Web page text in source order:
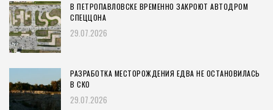
В ПЕТРОПАВЛОВСКЕ ВРЕМЕННО ЗАКРОЮТ АВТОДРОМ
СПЕЦЦОНА
29.07.2026
РАЗРАБОТКА МЕСТОРОЖДЕНИЯ ЕДВА НЕ ОСТАНОВИЛАСЬ
В СКО
29.07.2026